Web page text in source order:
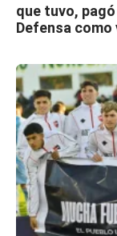
que tuvo,
Defensa